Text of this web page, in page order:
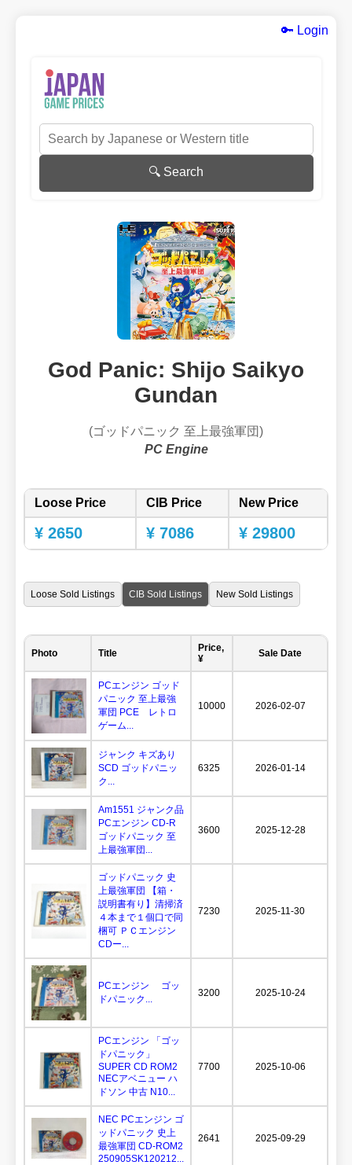
🔑 Login
🔍 Search
God Panic: Shijo Saikyo
Gundan
(ゴッドパニック 至上最強軍団)
PC Engine
Loose Price CIB Price New Price
¥ 2650 ¥ 7086 ¥ 29800
Loose Sold Listings CIB Sold Listings New Sold Listings
Photo Title
Price,
¥
Sale Date
PCエンジン ゴッド
パニック 至上最強
軍団 PCE レトロ
ゲーム...
10000 2026-02-07
ジャンク キズあり
SCD ゴッドパニッ
ク...
6325 2026-01-14
Am1551 ジャンク品
PCエンジン CD-R
ゴッドパニック 至
上最強軍団...
3600 2025-12-28
ゴッドパニック 史
上最強軍団 【箱・
説明書有り】清掃済
４本まで１個口で同
梱可 ＰＣエンジン
CDー...
7230 2025-11-30
PCエンジン ゴッ
ドパニック...
3200 2025-10-24
PCエンジン 「ゴッ
ドパニック」
SUPER CD ROM2
NECアベニュー ハ
ドソン 中古 N10...
7700 2025-10-06
NEC PCエンジン ゴ
ッドパニック 史上
最強軍団 CD-ROM2
250905SK120212...
2641 2025-09-29